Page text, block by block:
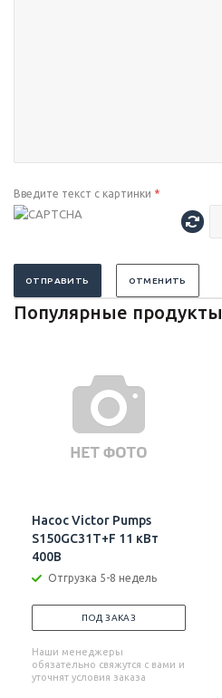
Введите текст с картинки *
ОТПРАВИТЬ ОТМЕНИТЬ
Популярные продукты
Насос Victor Pumps
S150GC31T+F 11 кВт
400В
Отгрузка 5-8 недель
ПОД ЗАКАЗ
Наши менеджеры
обязательно свяжутся с вами и
уточнят условия заказа